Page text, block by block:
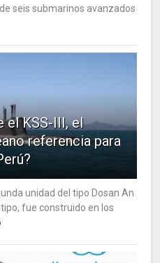
seis submarinos avanzados
el KSS-III, el
referencia para
unidad del tipo Dosan An
fue construido en los